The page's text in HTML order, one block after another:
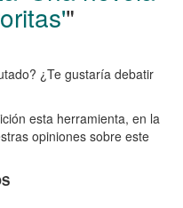
"
¿Te gustaría debatir
esta herramienta, en la
opiniones sobre este